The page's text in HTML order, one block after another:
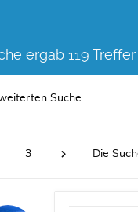
ergab 119 Treffer
Suche
3 Die